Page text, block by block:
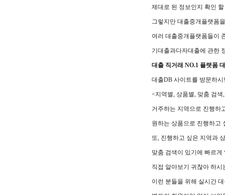
제대로 된 정보인지 확인
그렇지만 대출중개플랫폼
여러 대출중개플랫폼들이
기대출과다자대출에 관한
대출 직거래 NO.1 플랫폼
대출DB 사이트를 방문하
<지역별, 상품별, 맞춤 검
거주하는 지역으로 진행하
원하는 상품으로 진행하고
또, 진행하고 싶은 지역과
맞춤 검색이 있기에 빠르게
직접 알아보기 귀찮아 하시
이런 분들을 위해 실시간